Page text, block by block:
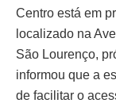
Centro está em
localizado na
São Lourenço,
informou que a
de facilitar o